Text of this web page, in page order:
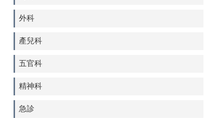
外科
產兒科
五官科
精神科
急診